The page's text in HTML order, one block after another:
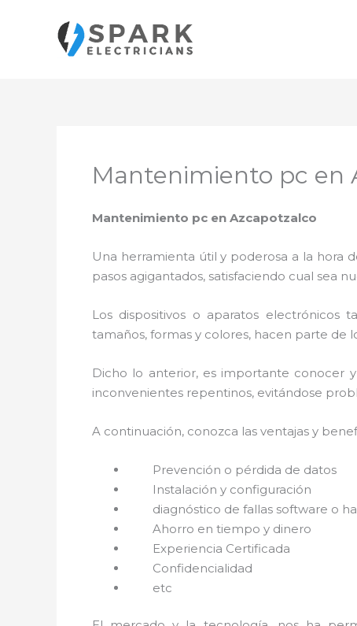
contenido
Mantenimiento pc en
Mantenimiento pc en Azcapotzalco
Una herramienta útil y poderosa a la hora
pasos agigantados, satisfaciendo cual sea
Los dispositivos o aparatos electrónicos
tamaños, formas y colores, hacen parte de
Dicho lo anterior, es importante conocer
inconvenientes repentinos, evitándose
A continuación, conozca las ventajas y
Prevención o pérdida de datos
Instalación y configuración
diagnóstico de fallas software o
Ahorro en tiempo y dinero
Experiencia Certificada
Confidencialidad
etc